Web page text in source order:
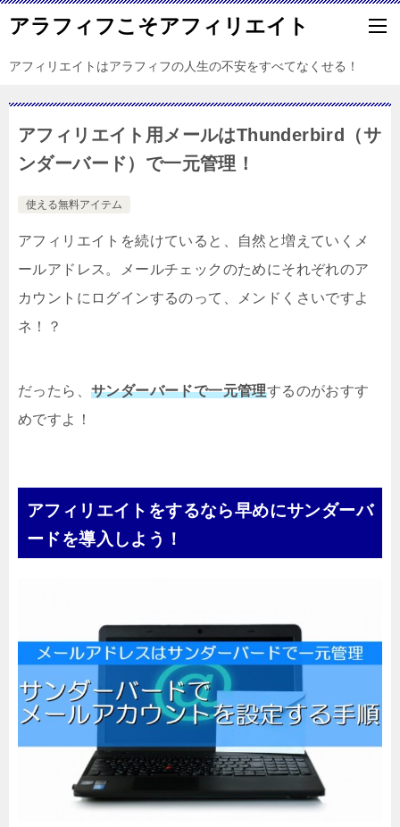
アラフィフこそアフィリエイト
アフィリエイトはアラフィフの人生の不安をすべてなくせる！
アフィリエイト用メールはThunderbird（サ
ンダーバード）で一元管理！
使える無料アイテム
アフィリエイトを続けていると、自然と増えていくメ
ールアドレス。メールチェックのためにそれぞれのア
カウントにログインするのって、メンドくさいですよ
ネ！？
だったら、 サンダーバードで一元管理するのがおすす
めですよ！
アフィリエイトをするなら早めにサンダーバ
ードを導入しよう！